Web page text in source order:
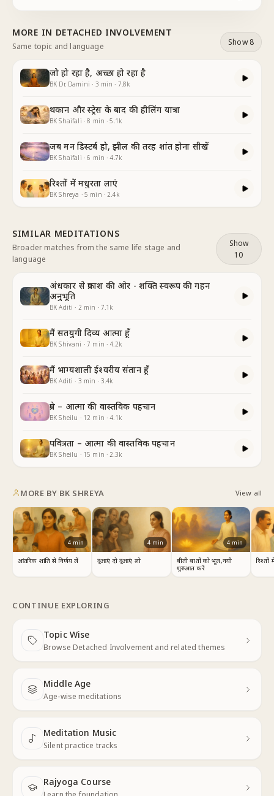
MORE IN DETACHED INVOLVEMENT
Same topic and language Show 8
जो हो रहा है, अच्छा हो रहा है
BK Dr. Damini · 3 min · 7.8k
थकान और स्ट्रेस के बाद की हीलिंग यात्रा
BK Shaifali ·8 min ·5.1k
जब मन डिस्टर्ब हो, झील की तरह शांत होना सीखें
BK Shaifali ·6 min ·4.7k
रिश्तों में मधुरता लाएं
BK Shreya · 5 min ·2.4k
SIMILAR MEDITATIONS
Broader matches from the same life stage and
language
Show
10
अंधकार से प्रकाश की ओर - शक्ति स्वरूप की गहन
अनुभूति
BK Aditi · 2 min · 7.1k
मैं सतयुगी दिव्य आत्मा हूँ
BK Shivani ·7 min ·4.2k
मैं भाग्यशाली ईश्वरीय संतान हूँ
BK Aditi · 3 min · 3.4k
प्रेम – आत्मा की वास्तविक पहचान
BK Sheilu · 12 min ·4.1k
पवित्रता – आत्मा की वास्तविक पहचान
BK Sheilu · 15 min ·2.3k
MORE BY BK SHREYA View all
4 min
आंतरिक शांति से निर्णय लें
4 min
दुआएं दो दुआएं लो
4 min
बीती बातों को भूल,नयी
शुरुआत करें
रिश्तों
CONTINUE EXPLORING
Topic Wise
Browse Detached Involvement and related themes
Next
Middle Age
Age-wise meditations
Next
Meditation Music
Silent practice tracks
Next
Rajyoga Course